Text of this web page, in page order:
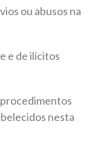
ou abusos na
e de ilícitos
nesta